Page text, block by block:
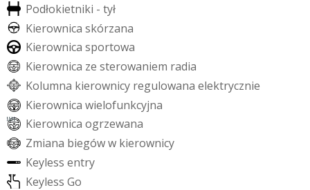
Podłokietniki - tył
Kierownica skórzana
Kierownica sportowa
Kierownica ze sterowaniem radia
Kolumna kierownicy regulowana elektrycznie
Kierownica wielofunkcyjna
Kierownica ogrzewana
Zmiana biegóww kierownicy
Keyless entry
Keyless Go